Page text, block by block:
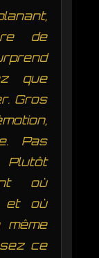
de
que
Gros
Pas
où
et où
ce